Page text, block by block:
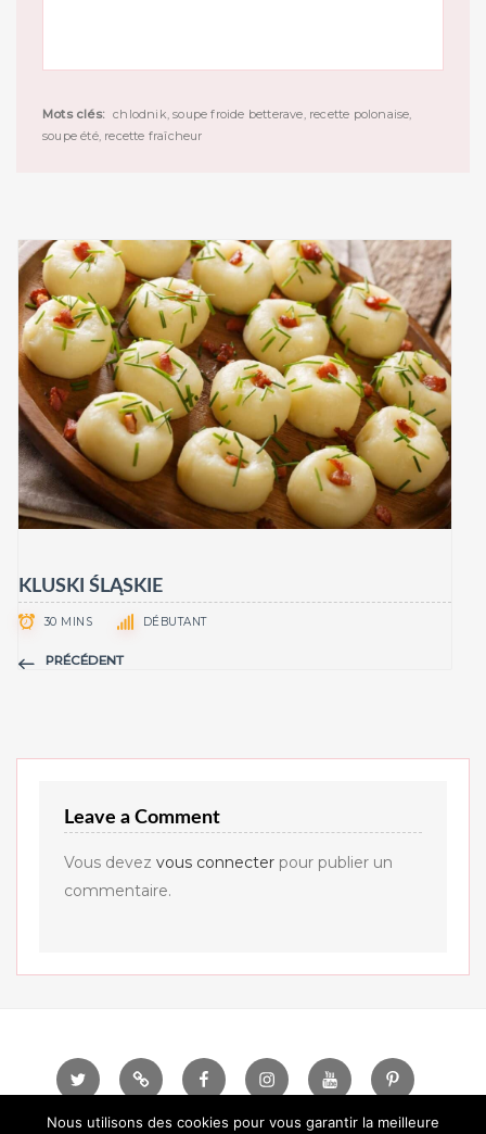
Mots clés: chlodnik, soupe froide betterave, recette polonaise,
soupe été, recette fraîcheur
KLUSKI ŚLĄSKIE
30 MINS DÉBUTANT
PRÉCÉDENT
Leave a Comment
Vous devez vous connecterpour publier un
commentaire.
Twitter Telegram FacebookinstagramYoutube Pinterest
Nous utilisons des cookies pour vous garantir la meilleure